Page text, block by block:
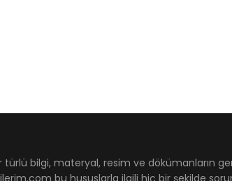
bilgi, materyal, resim ve dökümanların
bu hususlarla ilgili hiç bir şekilde